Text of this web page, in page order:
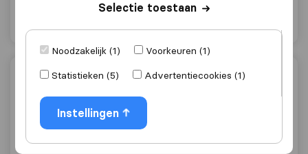
Vraag offerte aan Bekijk profiel
Kuiper De Internationale Verhuizer
9,8 289
Selectie toestaan
Noodzakelijk (1)
Voorkeuren (1)
Statistieken (5)
Advertentiecookies (1)
Instellingen